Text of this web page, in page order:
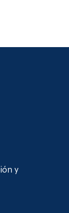
y